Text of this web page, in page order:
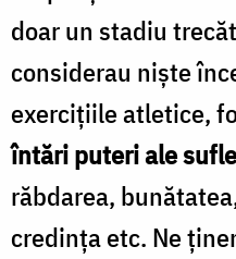
doar un stadiu
considerau niște
exercițiile atletice,
întări puteri ale
răbdarea,
credința etc. Ne